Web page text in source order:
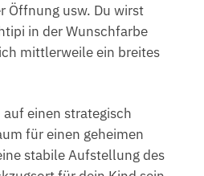
Öffnung usw. Du wirst
in der Wunschfarbe
mittlerweile ein breites
einen strategisch
für einen geheimen
stabile Aufstellung des